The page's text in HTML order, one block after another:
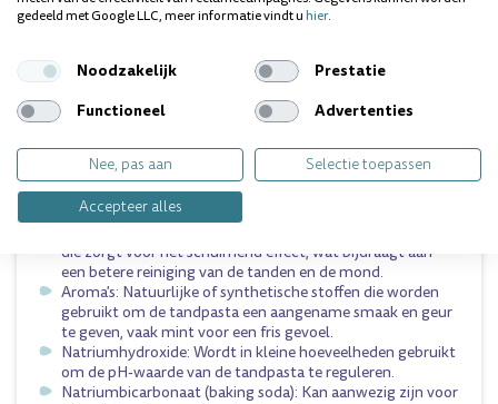
het versterken van het tandglazuur, waardoor het beter
Glycerine: Een vochtinbrengend middel dat helpt om de
mondhydratatie te ondersteunen.
geeft de tandpasta de juiste consistentie.
Cellulosegom: Een verdikkingsmiddel dat zorgt voor de
gladde textuur van de tandpasta en helpt de ingrediënten
gelijkmatig verdeeld te houden.
die zorgt voor het schuimend effect, wat bijdraagt aan
een betere reiniging van de tanden en de mond.
Aroma's: Natuurlijke of synthetische stoffen die worden
gebruikt om de tandpasta een aangename smaak en geur
te geven, vaak mint voor een fris gevoel.
Natriumhydroxide: Wordt in kleine hoeveelheden gebruikt
om de pH-waarde van de tandpasta te reguleren.
Natriumbicarbonaat (baking soda): Kan aanwezig zijn voor
gedeeld met Google LLC, meer informatie vindt uhier.
Noodzakelijk
Prestatie
Functioneel
Advertenties
Nee, pas aan
Selectie toepassen
Accepteer alles